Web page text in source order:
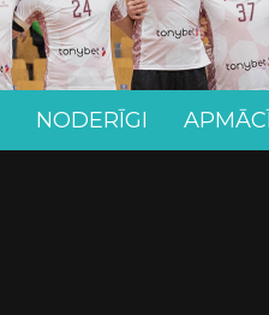
NODERĪGI